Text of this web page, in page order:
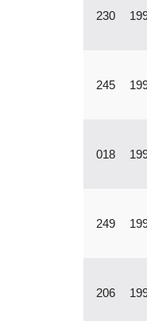
230
245
018
249
206